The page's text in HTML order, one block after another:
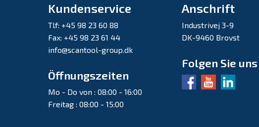
Kundenservice
Tlf: +45 98 23 60 88
Fax: +45 98 23 61 44
info@scantool-group.dk
Öffnungszeiten
Mo - Do von : 08:00 - 16:00
Freitag : 08:00 - 15:00
Anschrift
Industrivej 3-9
DK-9460 Brovst
Folgen Sie uns